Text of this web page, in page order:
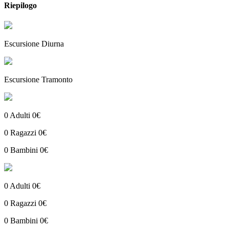
Riepilogo
Escursione Diurna
Escursione Tramonto
0 Adulti 0€
0 Ragazzi 0€
0 Bambini 0€
0 Adulti 0€
0 Ragazzi 0€
0 Bambini 0€